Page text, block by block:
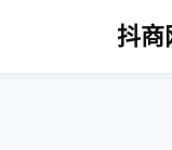
抖商